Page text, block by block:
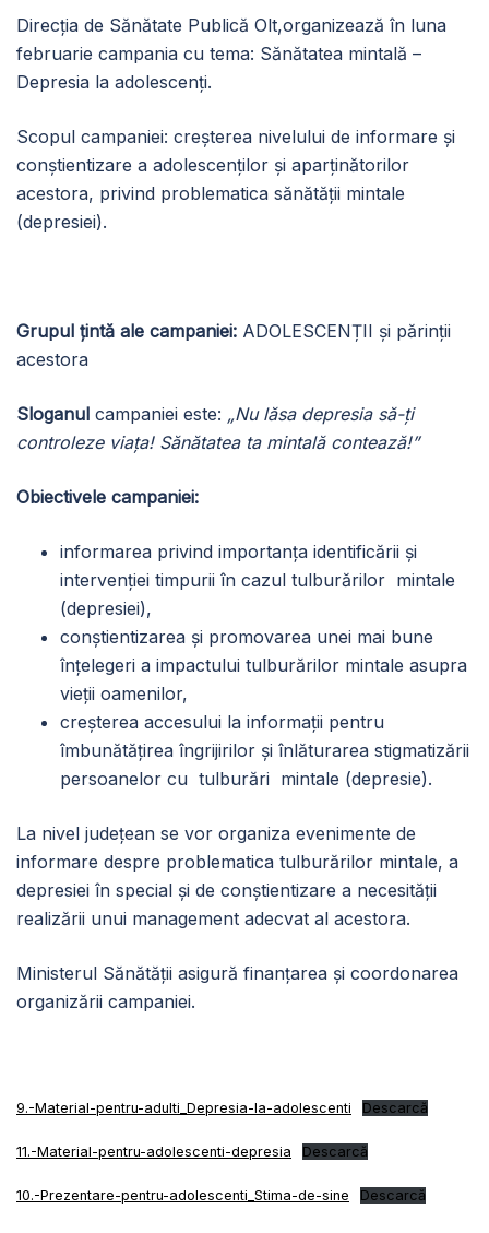
Direcţia de Sănătate Publică Olt,organizează în luna
februarie campania cu tema: Sănătatea mintală –
Depresia la adolescenți.
Scopul campaniei: creșterea nivelului de informare și
conștientizare a adolescenților și aparținătorilor
acestora, privind problematica sănătății mintale
(depresiei).
Grupul țintă ale campaniei: ADOLESCENȚII și părinții
acestora
Sloganul campaniei este: „Nu lăsa depresia să-ți
controleze viața! Sănătatea ta mintală contează!”
Obiectivele campaniei:
informarea privind importanța identificării și
intervenției timpurii în cazul tulburărilor mintale
(depresiei),
conştientizarea şi promovarea unei mai bune
înţelegeri a impactului tulburărilor mintale asupra
vieţii oamenilor,
creșterea accesului la informații pentru
îmbunătățirea îngrijirilor și înlăturarea stigmatizării
persoanelor cu tulburări mintale (depresie).
La nivel județean se vor organiza evenimente de
informare despre problematica tulburărilor mintale, a
depresiei în special și de conștientizare a necesității
realizării unui management adecvat al acestora.
Ministerul Sănătăţii asigură finanţarea și coordonarea
organizării campaniei.
9.-Material-pentru-adulti_Depresia-la-adolescenti Descarcă
11.-Material-pentru-adolescenti-depresia Descarcă
10.-Prezentare-pentru-adolescenti_Stima-de-sine Descarcă